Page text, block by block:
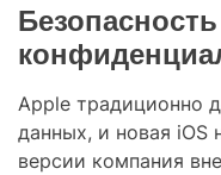
Apple традиционно
данных, и новая iOS
версии компания